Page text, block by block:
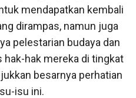
mendapatkan kembali
dirampas, namun juga
pelestarian budaya dan
hak-hak mereka di tingkat
besarnya perhatian
isu ini.